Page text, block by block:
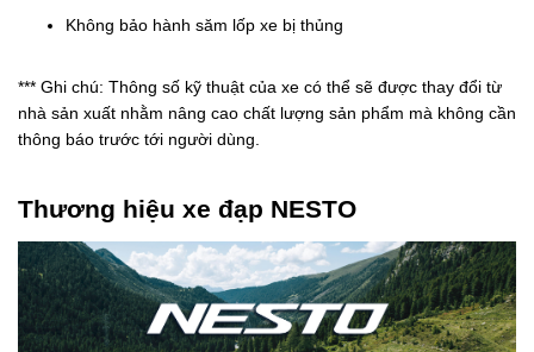
Không bảo hành săm lốp xe bị thủng
*** Ghi chú: Thông số kỹ thuật của xe có thể sẽ được thay đổi từ
nhà sản xuất nhằm nâng cao chất lượng sản phẩm mà không cần
thông báo trước tới người dùng.
Thương hiệu xe đạp NESTO